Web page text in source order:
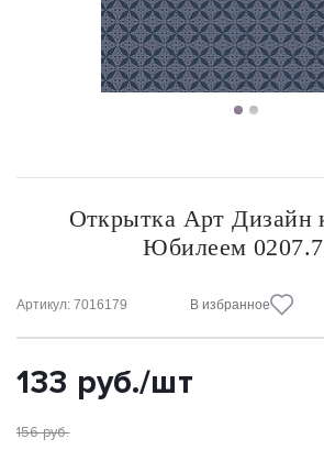
Открытка Арт Дизайн
Юбилеем
Артикул: 7016179 В избранное
133 руб./шт
156руб.